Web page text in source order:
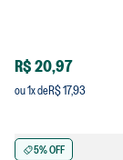
R$ 20,97
ou1x deR$ 17,93
5% OFF